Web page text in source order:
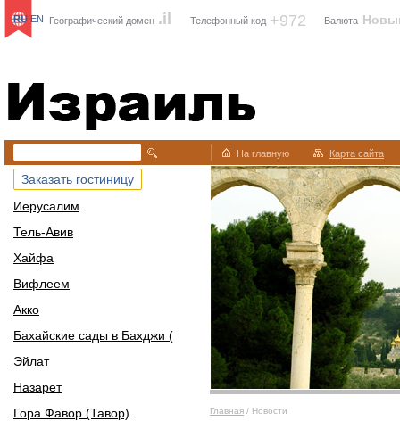
Израиль
Географический домен .il Телефонный код +972 Валюта
RU EN
На главную Карта сайта
Заказать гостиницу
Иерусалим
Тель-Авив
Хайфа
Вифлеем
Акко
Бахайские сады в Бахджи (
Эйлат
Назарет
Гора Фавор (Тавор)
Главная / Новости